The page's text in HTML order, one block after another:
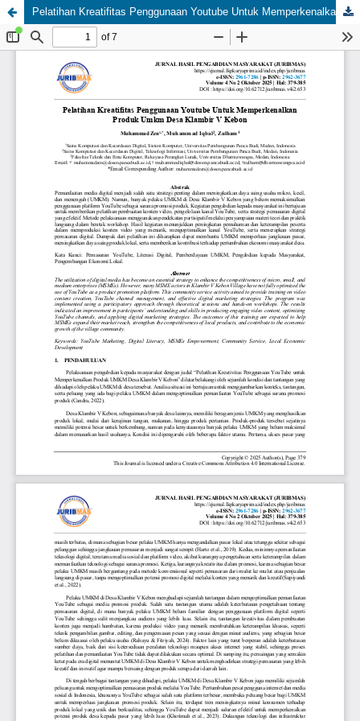
Pelatihan Kreatifitas Penggunaan Youtube Untuk Memperkenalkan Produk Umkm Desa Klambir V Kebon